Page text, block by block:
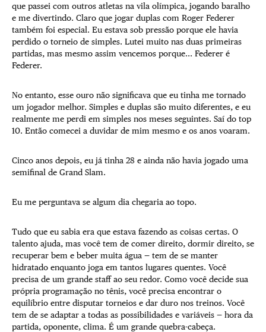
que passei com outros atletas na vila olímpica, jogando baralho
e me divertindo. Claro que jogar duplas com Roger Federer
também foi especial. Eu estava sob pressão porque ele havia
perdido o torneio de simples. Lutei muito nas duas primeiras
partidas, mas mesmo assim vencemos porque... Federer é
Federer.
No entanto, esse ouro não significava que eu tinha me tornado
um jogador melhor. Simples e duplas são muito diferentes, e eu
realmente me perdi em simples nos meses seguintes. Saí do top
10. Então comecei a duvidar de mim mesmo e os anos voaram.
Cinco anos depois, eu já tinha 28 e ainda não havia jogado uma
semifinal de Grand Slam.
Eu me perguntava se algum dia chegaria ao topo.
Tudo que eu sabia era que estava fazendo as coisas certas. O
talento ajuda, mas você tem de comer direito, dormir direito, se
recuperar bem e beber muita água — tem de se manter
hidratado enquanto joga em tantos lugares quentes. Você
precisa de um grande staff ao seu redor. Como você decide sua
própria programação no tênis, você precisa encontrar o
equilíbrio entre disputar torneios e dar duro nos treinos. Você
tem de se adaptar a todas as possibilidades e variáveis — hora da
partida, oponente, clima. É um grande quebra-cabeça.